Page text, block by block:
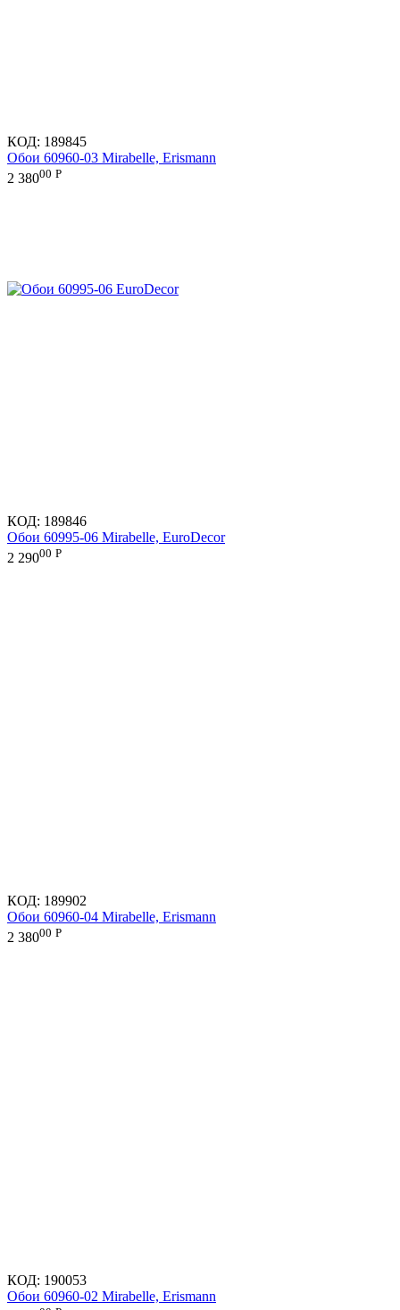
КОД: 189845
Обои 60960-03 Mirabelle, Erismann
2 38000 Р
КОД: 189846
Обои 60995-06 Mirabelle, EuroDecor
2 29000 Р
КОД: 189902
Обои 60960-04 Mirabelle, Erismann
2 38000 Р
КОД: 190053
Обои 60960-02 Mirabelle, Erismann